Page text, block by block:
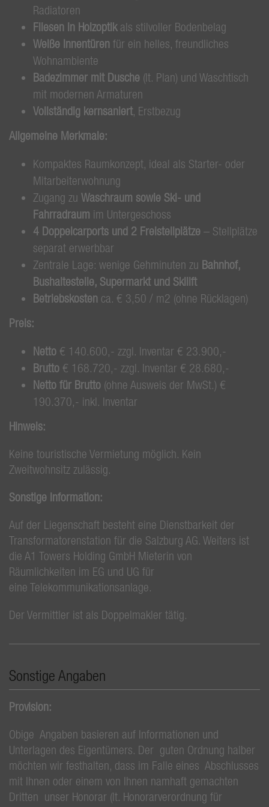
Radiatoren
Fliesen in Holzoptikals stilvoller Bodenbelag
Weiße Innentüren für ein helles, freundliches
Wohnambiente
Badezimmer mit Dusche (lt. Plan) und Waschtisch
mit modernen Armaturen
Vollständig kernsaniert, Erstbezug
Allgemeine Merkmale:
Kompaktes Raumkonzept, ideal als Starter- oder
Mitarbeiterwohnung
Zugang zu Waschraum sowie Ski- und
Fahrradraum im Untergeschoss
4 Doppelcarports und 2 Freistellplätze – Stellplätze
separat erwerbbar
Zentrale Lage: wenige Gehminuten zu Bahnhof,
Bushaltestelle, Supermarkt und Skilift
Betriebskosten ca. € 3,50 / m2 (ohne Rücklagen)
Preis:
Netto € 140.600,- zzgl. Inventar € 23.900,-
Brutto € 168.720,- zzgl. Inventar € 28.680,-
Netto für Brutto (ohne Ausweis der MwSt.) €
190.370,- inkl. Inventar
Hinweis:
Keine touristische Vermietung möglich. Kein
Zweitwohnsitz zulässig.
Sonstige Information:
Auf der Liegenschaft besteht eine Dienstbarkeit der
Transformatorenstation für die Salzburg AG. Weiters ist
die A1 Towers Holding GmbH Mieterin von
Räumlichkeiten im EG und UG für
eine Telekommunikationsanlage.
Der Vermittler ist als Doppelmakler tätig.
Sonstige Angaben
Provision:
Obige Angaben basieren auf Informationen und
Unterlagen des Eigentümers. Der guten Ordnung halber
möchten wir festhalten, dass im Falle eines Abschlusses
mit Ihnen oder einem von Ihnen namhaft gemachten
Dritten unser Honorar (lt. Honorarverordnung für